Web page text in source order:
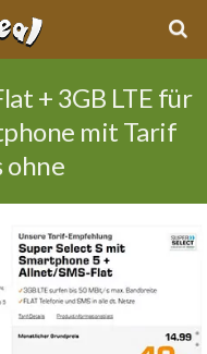
+ 3GB LTE für
mit Tarif
ohne